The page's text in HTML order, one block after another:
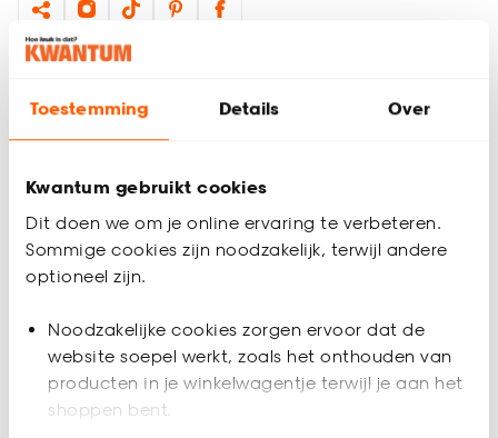
Toestemming Details Over
Kwantum gebruikt cookies
Dit doen we om je online ervaring te verbeteren.
Sommige cookies zijn noodzakelijk, terwijl andere
optioneel zijn.
Noodzakelijke cookies zorgen ervoor dat de
website soepel werkt, zoals het onthouden van
producten in je winkelwagentje terwijl je aan het
shoppen bent.
Verfbak klein van zwart kunststof. 28x14 cm (lxb).
Productspecificaties
Artikelnummer
EAN nummer 8710735005936
Product afmetingen (cm) 14x28 (bxd)
Beoordelingen (0)